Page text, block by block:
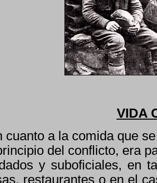
VIDA
cuanto a la comida que
del conflicto, era
y suboficiales, en
restaurantes o en el